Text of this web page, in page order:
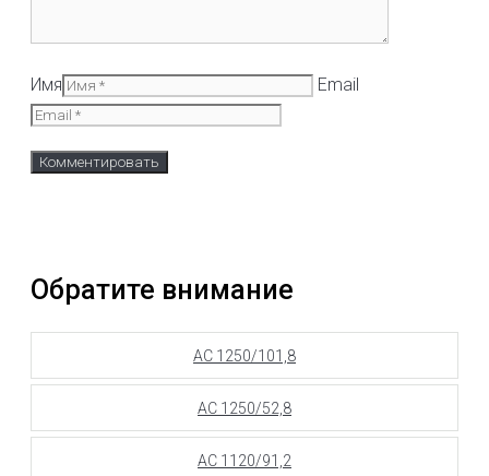
Имя Email
Обратите внимание
АС 1250/101,8
АС 1250/52,8
АС 1120/91,2